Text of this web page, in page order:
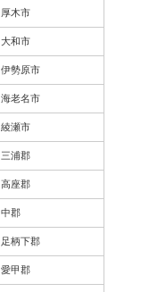
厚木市
大和市
伊勢原市
海老名市
綾瀬市
三浦郡
高座郡
中郡
足柄下郡
愛甲郡